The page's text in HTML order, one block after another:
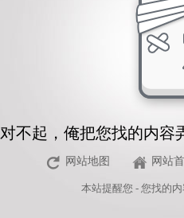
对不起，俺把您找的内容
网站地图 网站
本站提醒您 - 您找的